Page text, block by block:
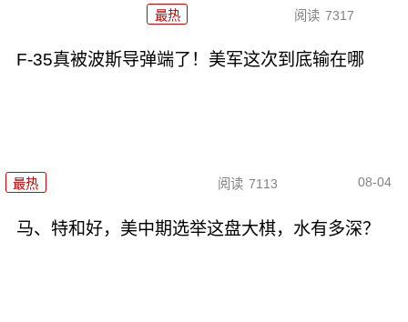
最热 阅读 7317
F-35真被波斯导弹端了！美军这次到底输在哪
最热 阅读 7113 08-04
马、特和好，美中期选举这盘大棋，水有多深？